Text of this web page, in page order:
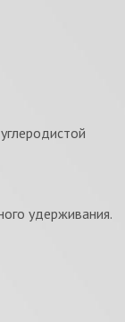
удерживания.